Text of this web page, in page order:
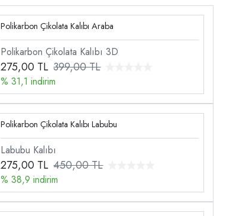
Polikarbon Çikolata Kalıbı Araba
Polikarbon Çikolata Kalıbı 3D
275,00 TL 399,00 TL
% 31,1 indirim
Polikarbon Çikolata Kalıbı Labubu
Labubu Kalıbı
275,00 TL 450,00 TL
% 38,9 indirim